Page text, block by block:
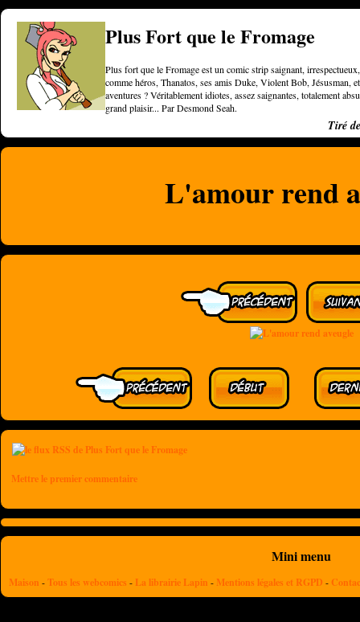
Plus Fort que le Fromage
Plus fort que le Fromage est un comic strip saignant,
comme héros, Thanatos, ses amis Duke, Violent Bob, Jésusman,
aventures ? Véritablement idiotes, assez saignantes, totalement
grand plaisir... Par Desmond Seah.
Tiré
L'amour rend
Mettre le premier commentaire
Mini menu
Maison -Tous les webcomics - La librairie Lapin - Mentions légales et RGPD -